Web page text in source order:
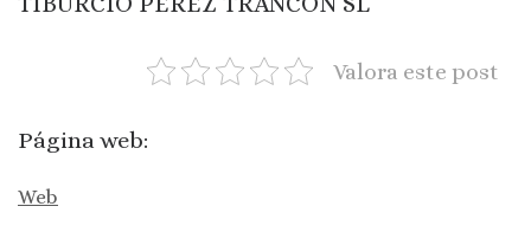
Valora este post
Página web:
Web